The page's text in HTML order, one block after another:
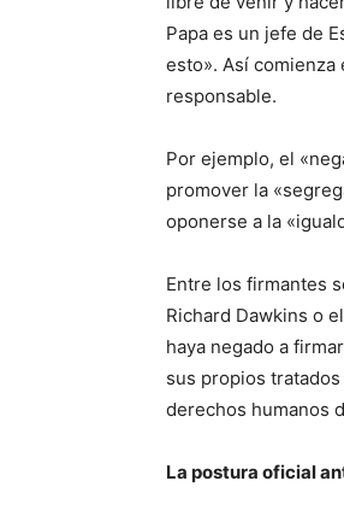
Papa es un jefe de
esto». Así
responsable.
Por ejemplo, el
promover la
oponerse a la
Entre los firmantes
Richard Dawkins o
haya negado a
sus propios
derechos humanos
La postura oficial